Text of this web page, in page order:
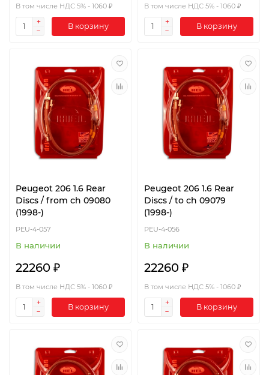
В том числе НДС 5% - 1060 ₽
В корзину
В том числе НДС 5% - 1060 ₽
В корзину
Peugeot 206 1.6 Rear
Discs / from ch 09080
(1998-)
PEU-4-057
В наличии
22260 ₽
В том числе НДС 5% - 1060 ₽
В корзину
Peugeot 206 1.6 Rear
Discs / to ch 09079
(1998-)
PEU-4-056
В наличии
22260 ₽
В том числе НДС 5% - 1060 ₽
В корзину